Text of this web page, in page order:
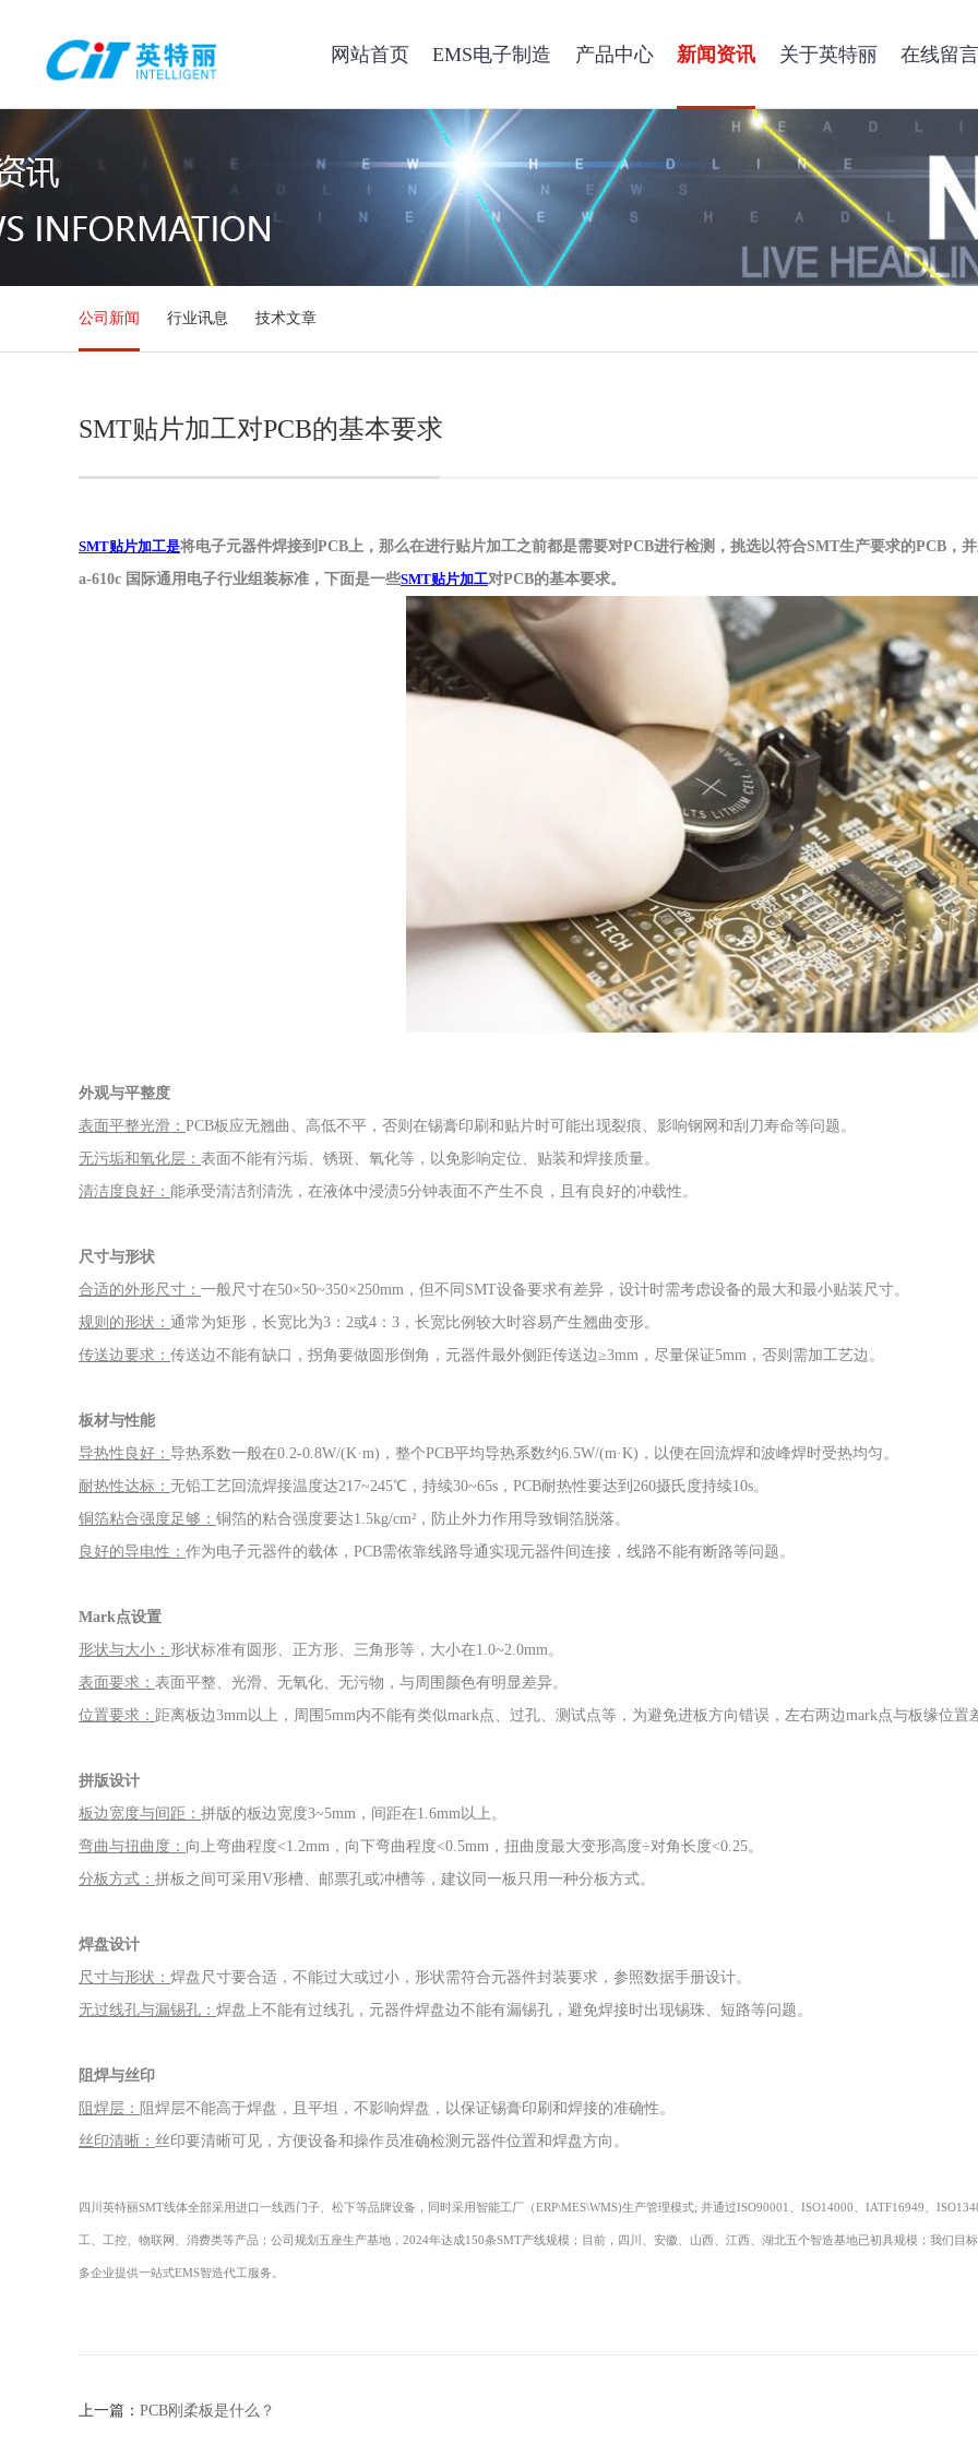
网站首页 EMS电子制造 产品中心 新闻资讯 关于英特丽 在线留言
公司新闻 行业讯息 技术文章
SMT贴片加工对PCB的基本要求
SMT贴片加工是将电子元器件焊接到 PCB上，那么在进行贴片加工之前都是需要对PCB进行检测，挑选以符合SMT生产要求的PCB，
a-610c 国际通用电子行业组装标准，下面是一些SMT贴片加工对PCB的基本要求。
外观与平整度
表面平整光滑： PCB板应无翘曲、高低不平，否则在锡膏印刷和贴片时可能出现裂痕、影响钢网和刮刀寿命等问题。
无污垢和氧化层： 表面不能有污垢、锈斑、氧化等，以免影响定位、贴装和焊接质量。
清洁度良好： 能承受清洁剂清洗，在液体中浸渍5分钟表面不产生不良，且有良好的冲载性。
尺寸与形状
合适的外形尺寸： 一般尺寸在50×50~350×250mm，但不同SMT设备要求有差异，设计时需考虑设备的最大和最小贴装尺寸。
规则的形状： 通常为矩形，长宽比为3：2或4：3，长宽比例较大时容易产生翘曲变形。
传送边要求： 传送边不能有缺口，拐角要做圆形倒角，元器件最外侧距传送边≥3mm，尽量保证5mm，否则需加工艺边。
板材与性能
导热性良好： 导热系数一般在0.2-0.8W/(K·m)，整个PCB平均导热系数约6.5W/(m·K)，以便在回流焊和波峰焊时受热均匀。
耐热性达标： 无铅工艺回流焊接温度达217~245℃，持续30~65s，PCB耐热性要达到260摄氏度持续10s。
铜箔粘合强度足够： 铜箔的粘合强度要达1.5kg/cm²，防止外力作用导致铜箔脱落。
良好的导电性： 作为电子元器件的载体， PCB需依靠线路导通实现元器件间连接，线路不能有断路等问题。
Mark点设置
形状与大小： 形状标准有圆形、正方形、三角形等，大小在1.0~2.0mm。
表面要求： 表面平整、光滑、无氧化、无污物，与周围颜色有明显差异。
位置要求： 距离板边3mm以上，周围5mm内不能有类似mark点、过孔、测试点等，为避免进板方向错误，左右两边mark点与板缘位置
拼版设计
板边宽度与间距： 拼版的板边宽度3~5mm，间距在1.6mm以上。
弯曲与扭曲度： 向上弯曲程度<1.2mm，向下弯曲程度<0.5mm，扭曲度最大变形高度÷对角长度<0.25。
分板方式： 拼板之间可采用V形槽、邮票孔或冲槽等，建议同一板只用一种分板方式。
焊盘设计
尺寸与形状： 焊盘尺寸要合适，不能过大或过小，形状需符合元器件封装要求，参照数据手册设计。
无过线孔与漏锡孔： 焊盘上不能有过线孔，元器件焊盘边不能有漏锡孔，避免焊接时出现锡珠、短路等问题。
阻焊与丝印
阻焊层： 阻焊层不能高于焊盘，且平坦，不影响焊盘，以保证锡膏印刷和焊接的准确性。
丝印清晰： 丝印要清晰可见，方便设备和操作员准确检测元器件位置和焊盘方向。
四川 英特丽SMT线体全部采用进口一线西门子、松下等品牌设备，同时采用智能工厂（ERP\MES\WMS)生产管理模式; 并通过ISO90001、ISO14000、IATF16949、
工、工控、物联网、消费类等产品；公司规划五座生产基地， 2024年达成150条SMT产线规模；目前， 四川 、安徽、山西、 江西 、湖北五个智造基地已初具规模；我们目
多企业提供一站式EMS智造代工服务。
上一篇： PCB刚柔板是什么？